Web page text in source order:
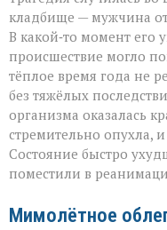
кладбище — мужчина
В какой‑то момент его
происшествие могло
тёплое время года не
без тяжёлых
организма оказалась
стремительно опухла,
Состояние быстро
поместили в
Мимолётное